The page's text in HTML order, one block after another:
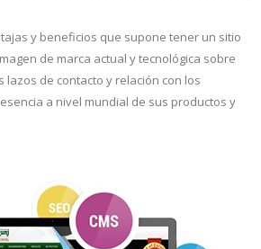
y beneficios que supone tener un sitio
de marca actual y tecnológica sobre
lazos de contacto y relación con los
a nivel mundial de sus productos y